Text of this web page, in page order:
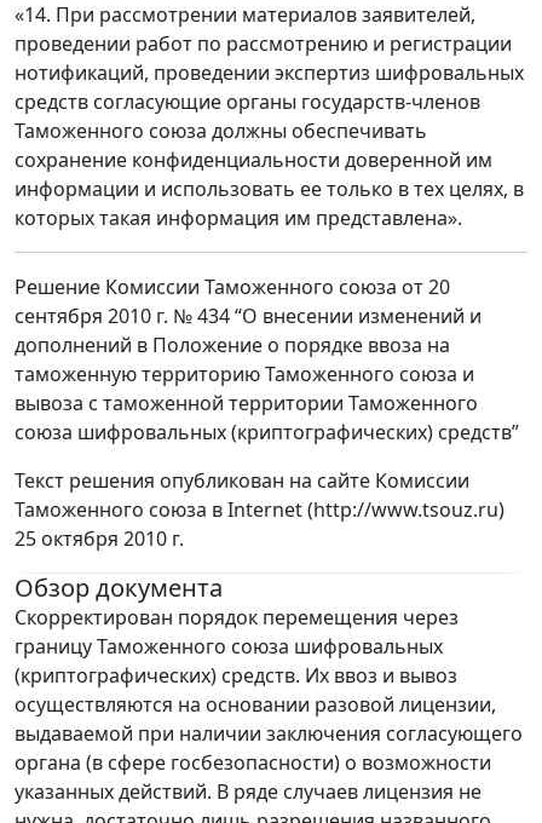
«14. При рассмотрении материалов заявителей,
проведении работ по рассмотрению и регистрации
нотификаций, проведении экспертиз шифровальных
средств согласующие органы государств-членов
Таможенного союза должны обеспечивать
сохранение конфиденциальности доверенной им
информации и использовать ее только в тех целях, в
которых такая информация им представлена».
Решение Комиссии Таможенного союза от 20
сентября 2010 г. № 434 “О внесении изменений и
дополнений в Положение о порядке ввоза на
таможенную территорию Таможенного союза и
вывоза с таможенной территории Таможенного
союза шифровальных (криптографических) средств”
Текст решения опубликован на сайте Комиссии
Таможенного союза в Internet (http://www.tsouz.ru)
25 октября 2010 г.
Обзор документа
Скорректирован порядок перемещения через
границу Таможенного союза шифровальных
(криптографических) средств. Их ввоз и вывоз
осуществляются на основании разовой лицензии,
выдаваемой при наличии заключения согласующего
органа (в сфере госбезопасности) о возможности
указанных действий. В ряде случаев лицензия не